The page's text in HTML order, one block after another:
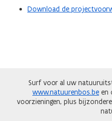
Download de
Surf voor al uw
www.natuurenbos.be en
voorzieningen, plus